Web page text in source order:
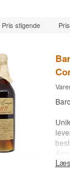
Pris stigende